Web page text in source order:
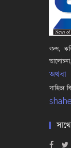
গল্প,
অথবা
সাহিত্য